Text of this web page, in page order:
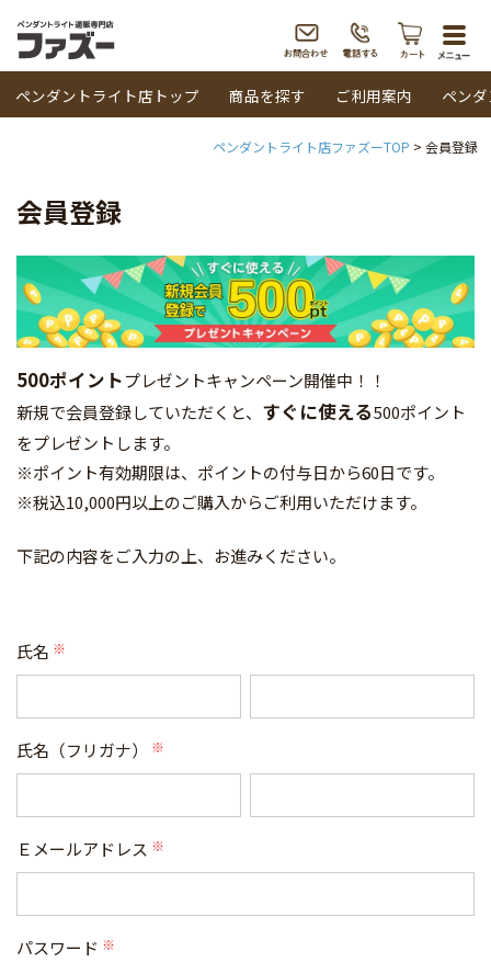
ペンダントライト店トップ 商品を探す ご利用案内 ペン
ペンダントライト店ファズーTOP 会員登録
会員登録
500ポイントプレゼントキャンペーン開催中！！
新規で会員登録していただくと、 すぐに使える500ポイント
をプレゼントします。
※ポイント有効期限は、ポイントの付与日から60日です。
※税込10,000円以上のご購入からご利用いただけます。
下記の内容をご入力の上、お進みください。
氏名
(必
氏名（フリガナ）
(必
Ｅメールアドレス
(必
パスワード